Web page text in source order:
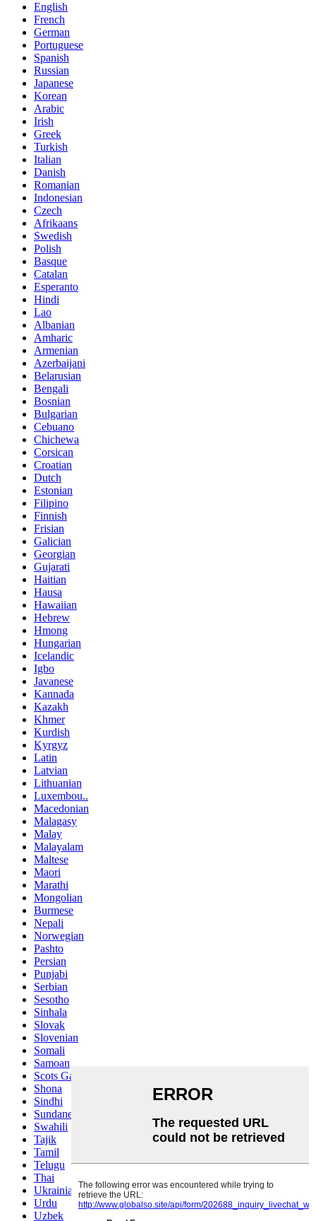
English
French
German
Portuguese
Spanish
Russian
Japanese
Korean
Arabic
Irish
Greek
Turkish
Italian
Danish
Romanian
Indonesian
Czech
Afrikaans
Swedish
Polish
Basque
Catalan
Esperanto
Hindi
Lao
Albanian
Amharic
Armenian
Azerbaijani
Belarusian
Bengali
Bosnian
Bulgarian
Cebuano
Chichewa
Corsican
Croatian
Dutch
Estonian
Filipino
Finnish
Frisian
Galician
Georgian
Gujarati
Haitian
Hausa
Hawaiian
Hebrew
Hmong
Hungarian
Icelandic
Igbo
Javanese
Kannada
Kazakh
Khmer
Kurdish
Kyrgyz
Latin
Latvian
Lithuanian
Luxembou..
Macedonian
Malagasy
Malay
Malayalam
Maltese
Maori
Marathi
Mongolian
Burmese
Nepali
Norwegian
Pashto
Persian
Punjabi
Serbian
Sesotho
Sinhala
Slovak
Slovenian
Somali
Samoan
Scots Gaelic
Shona
Sindhi
Sundanese
Swahili
Tajik
Tamil
Telugu
Thai
Ukrainian
Urdu
Uzbek